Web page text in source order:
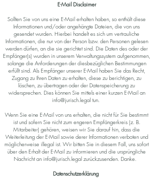
E-Mail Disclaimer
Sollten Sie von uns eine E-Mail erhalten haben, so enthält diese
Informationen und/oder angehängte Dateien, die von uns
gesendet wurden. Hierbei handelt es sich um vertrauliche
Informationen, die nur von der Person bzw. den Personen gelesen
werden dürfen, an die sie gerichtet sind. Die Daten des oder der
Empfänger(s) wurden in unserem Verwaltungssystem aufgenommen,
solange die Anforderungen der diesbezüglichen Bestimmungen
erfüllt sind. Als Empfänger unserer E-Mail haben Sie das Recht,
Zugang zu Ihren Daten zu erhalten, diese zu berichtigen, zu
löschen, zu übertragen oder der Datenspeicherung zu
widersprechen. Dies können Sie mittels einer kurzen E-Mail an
info@jurisch.legal tun.
Wenn Sie eine E-Mail von uns erhalten, die nicht für Sie bestimmt
ist und sofern Sie nicht zum engeren Empfängerkreis (z. B.
Mitarbeiter) gehören, weisen wir Sie darauf hin, dass die
Weiterleitung der E-Mail sowie derer Informationen verboten und
möglicherweise illegal ist. Wir bitten Sie in diesem Fall, uns sofort
über den Erhalt der E-Mail zu informieren und die ursprüngliche
Nachricht an info@jurisch.legal zurückzusenden. Danke.
Datenschutzerklärung